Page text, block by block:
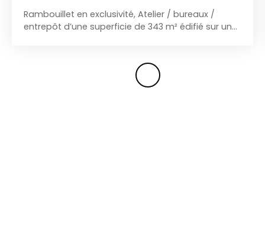
Rambouillet en exclusivité, Atelier / bureaux /
entrepôt d’une superficie de 343 m² édifié sur un
mixte. Viabilisé. Pour plus d’information :
Contactez votre conseillère FONA Jessica
0667044886 jessica@morvanimmobilier. com